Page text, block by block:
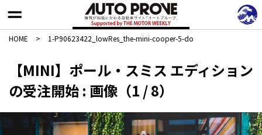
HOME > 1-P90623422_lowRes_the-mini-cooper-5-do
【MINI】ポール・スミス エディション
の受注開始 : 画像（1 / 8）